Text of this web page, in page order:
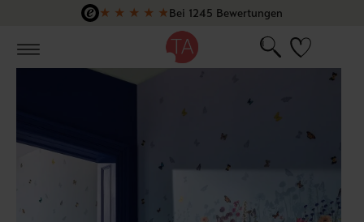
Zum Hauptinhalt springen
★ ★ ★ ★ ★Bei 1245 Bewertungen